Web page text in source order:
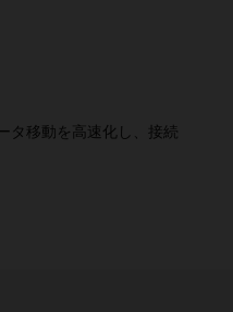
タ移動を高速化し、接続